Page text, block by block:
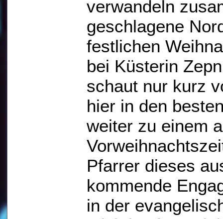
verwandeln
geschlagene
festlichen
bei Küsterin
schaut nur kurz
hier in den
weiter zu einem
Pfarrer dieses
kommende
in der